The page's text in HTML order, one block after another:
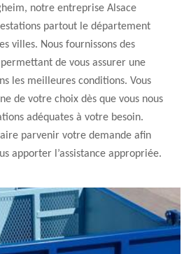
notre entreprise Alsace
partout le département
villes. Nous fournissons des
de vous assurer une
les meilleures conditions. Vous
de votre choix dès que vous nous
adéquates à votre besoin.
parvenir votre demande afin
apporter l’assistance appropriée.